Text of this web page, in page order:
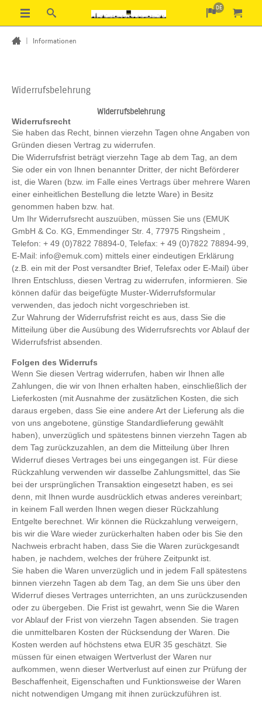
DE
Informationen
Widerrufsbelehrung
Widerrufsbelehrung
Widerrufsrecht
Sie haben das Recht, binnen vierzehn Tagen ohne Angaben von
Gründen diesen Vertrag zu widerrufen.
Die Widerrufsfrist beträgt vierzehn Tage ab dem Tag, an dem
Sie oder ein von Ihnen benannter Dritter, der nicht Beförderer
ist, die Waren (bzw. im Falle eines Vertrags über mehrere Waren
einer einheitlichen Bestellung die letzte Ware) in Besitz
genommen haben bzw. hat.
Um Ihr Widerrufsrecht auszuüben, müssen Sie uns (EMUK
GmbH & Co. KG, Emmendinger Str. 4, 77975 Ringsheim ,
Telefon: + 49 (0)7822 78894-0, Telefax: + 49 (0)7822 78894-99,
E-Mail: info@emuk.com) mittels einer eindeutigen Erklärung
(z.B. ein mit der Post versandter Brief, Telefax oder E-Mail) über
Ihren Entschluss, diesen Vertrag zu widerrufen, informieren. Sie
können dafür das beigefügte Muster-Widerrufsformular
verwenden, das jedoch nicht vorgeschrieben ist.
Zur Wahrung der Widerrufsfrist reicht es aus, dass Sie die
Mitteilung über die Ausübung des Widerrufsrechts vor Ablauf der
Widerrufsfrist absenden.
Folgen des Widerrufs
Wenn Sie diesen Vertrag widerrufen, haben wir Ihnen alle
Zahlungen, die wir von Ihnen erhalten haben, einschließlich der
Lieferkosten (mit Ausnahme der zusätzlichen Kosten, die sich
daraus ergeben, dass Sie eine andere Art der Lieferung als die
von uns angebotene, günstige Standardlieferung gewählt
haben), unverzüglich und spätestens binnen vierzehn Tagen ab
dem Tag zurückzuzahlen, an dem die Mitteilung über Ihren
Widerruf dieses Vertrages bei uns eingegangen ist. Für diese
Rückzahlung verwenden wir dasselbe Zahlungsmittel, das Sie
bei der ursprünglichen Transaktion eingesetzt haben, es sei
denn, mit Ihnen wurde ausdrücklich etwas anderes vereinbart;
in keinem Fall werden Ihnen wegen dieser Rückzahlung
Entgelte berechnet. Wir können die Rückzahlung verweigern,
bis wir die Ware wieder zurückerhalten haben oder bis Sie den
Nachweis erbracht haben, dass Sie die Waren zurückgesandt
haben, je nachdem, welches der frühere Zeitpunkt ist.
Sie haben die Waren unverzüglich und in jedem Fall spätestens
binnen vierzehn Tagen ab dem Tag, an dem Sie uns über den
Widerruf dieses Vertrages unterrichten, an uns zurückzusenden
oder zu übergeben. Die Frist ist gewahrt, wenn Sie die Waren
vor Ablauf der Frist von vierzehn Tagen absenden. Sie tragen
die unmittelbaren Kosten der Rücksendung der Waren. Die
Kosten werden auf höchstens etwa EUR 35 geschätzt. Sie
müssen für einen etwaigen Wertverlust der Waren nur
aufkommen, wenn dieser Wertverlust auf einen zur Prüfung der
Beschaffenheit, Eigenschaften und Funktionsweise der Waren
nicht notwendigen Umgang mit ihnen zurückzuführen ist.